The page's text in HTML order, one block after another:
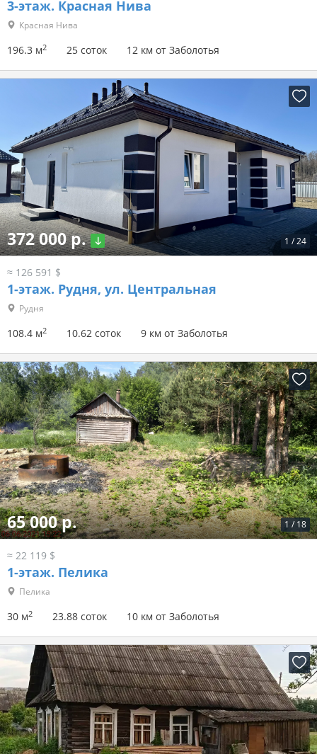
3-этаж. Красная Нива
Красная Нива
196.3 м2 25 соток 12 км от Заболотья
1 /24
372 000 р.
≈ 126 591 $
1-этаж. Рудня, ул. Центральная
Рудня
108.4 м2 10.62 соток 9 км от Заболотья
1 / 18
65 000 р.
≈ 22 119 $
1-этаж. Пелика
Пелика
30 м2 23.88 соток 10 км от Заболотья